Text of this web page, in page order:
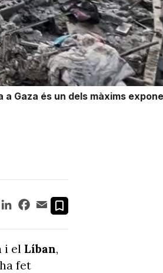
a Gaza és un dels màxims
TelegramLinkedInFacebook
Email
i el Líban,
fet